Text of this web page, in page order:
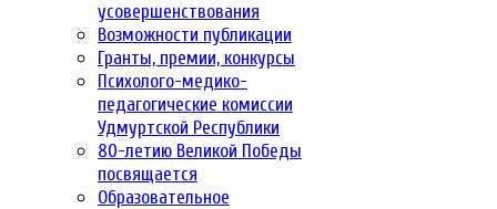
усовершенствования
Возможности публикации
Гранты, премии, конкурсы
Психолого-медико-
педагогические комиссии
Удмуртской Республики
80-летию Великой Победы
посвящается
Образовательное